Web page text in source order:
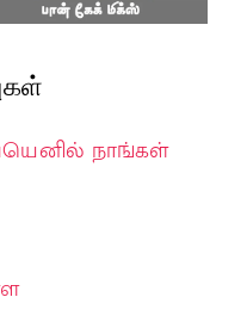
நாங்கள்